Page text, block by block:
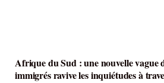
Afrique du Sud : une nouvelle vague
immigrés ravive les inquiétudes à